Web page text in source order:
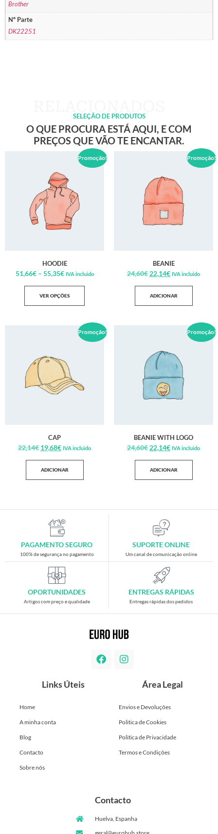
Brother
Nº Parte
DK22251
SELEÇÃO DE PRODUTOS
O QUE PROCURA ESTÁ AQUI, E COM
PREÇOS QUE VÃO TE ENCANTAR.
Promoção!
HOODIE
51,66€ – 55,35€ IVA incluido
VER OPÇÕES
Promoção!
BEANIE
24,60€ 22,14€ IVA incluido
ADICIONAR
Promoção!
CAP
22,14€ 19,68€ IVA incluido
ADICIONAR
Promoção!
BEANIE WITH LOGO
24,60€ 22,14€ IVA incluido
ADICIONAR
PAGAMENTO SEGURO
100% de segurança no pagamento
SUPORTE ONLINE
Um canal de comunicação online
OPORTUNIDADES
Artigos com preço e qualidade
ENTREGAS RÁPIDAS
Entregas rápidas dos pedidos
Links Úteis
Home
A minha conta
Blog
Contacto
Sobre nós
Área Legal
Envios e Devoluções
Politica de Cookies
Politica de Privacidade
Termos e Condições
Contacto
Huelva, Espanha